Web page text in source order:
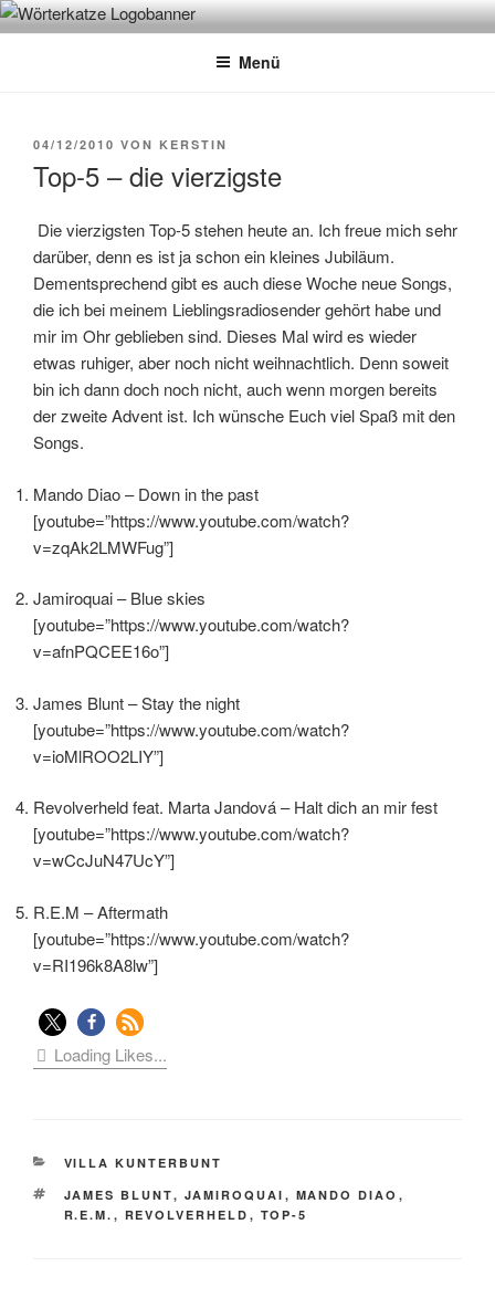
Zum
InhaltWÖRTERKATZE
Von Büchern erzählen
Menü
VERÖFFENTLICHT
04/12/2010 VON KERSTIN
Top-5 – die vierzigste
Die vierzigsten Top-5 stehen heute an. Ich freue mich sehr
darüber, denn es ist ja schon ein kleines Jubiläum.
Dementsprechend gibt es auch diese Woche neue Songs,
die ich bei meinem Lieblingsradiosender gehört habe und
mir im Ohr geblieben sind. Dieses Mal wird es wieder
etwas ruhiger, aber noch nicht weihnachtlich. Denn soweit
bin ich dann doch noch nicht, auch wenn morgen bereits
der zweite Advent ist. Ich wünsche Euch viel Spaß mit den
Songs.
Mando Diao – Down in the past
[youtube=”https://www.youtube.com/watch?
v=zqAk2LMWFug”]
Jamiroquai – Blue skies
[youtube=”https://www.youtube.com/watch?
v=afnPQCEE16o”]
James Blunt – Stay the night
[youtube=”https://www.youtube.com/watch?
v=ioMlROO2LIY”]
Revolverheld feat. Marta Jandová – Halt dich an mir fest
[youtube=”https://www.youtube.com/watch?
v=wCcJuN47UcY”]
R.E.M – Aftermath
[youtube=”https://www.youtube.com/watch?
v=RI196k8A8lw”]
Loading Likes...
KATEGORIEN
VILLA KUNTERBUNT
SCHLAGWÖRTER
JAMES BLUNT, JAMIROQUAI , MANDO DIAO ,
R.E.M. , REVOLVERHELD , TOP-5